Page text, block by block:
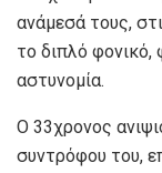
ανάμεσά τους,
το διπλό
αστυνομία.
Ο 33χρονος
συντρόφου του,